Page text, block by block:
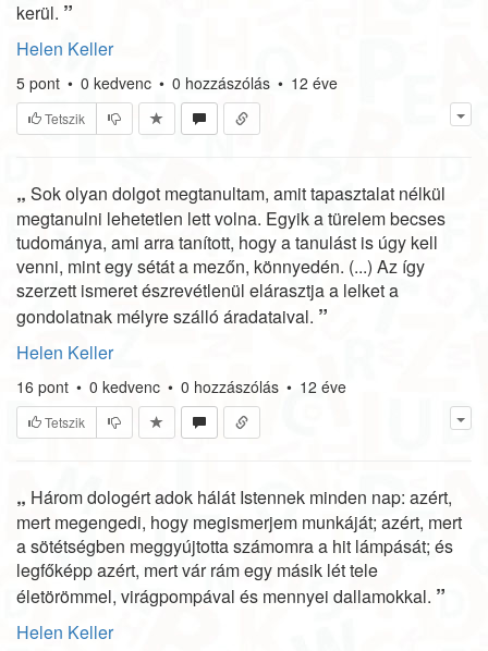
kerül. ”
Helen Keller
5 pont • 0 kedvenc • 0 hozzászólás • 12 éve
Tetszik
„ Sok olyan dolgot megtanultam, amit tapasztalat nélkül
megtanulni lehetetlen lett volna. Egyik a türelem becses
tudománya, ami arra tanított, hogy a tanulást is úgy kell
venni, mint egy sétát a mezőn, könnyedén. (...) Az így
szerzett ismeret észrevétlenül elárasztja a lelket a
gondolatnak mélyre szálló áradataival. ”
Helen Keller
16 pont • 0 kedvenc • 0 hozzászólás • 12 éve
Tetszik
„ Három dologért adok hálát Istennek minden nap: azért,
mert megengedi, hogy megismerjem munkáját; azért, mert
a sötétségben meggyújtotta számomra a hit lámpását; és
legfőképp azért, mert vár rám egy másik lét tele
életörömmel, virágpompával és mennyei dallamokkal. ”
Helen Keller